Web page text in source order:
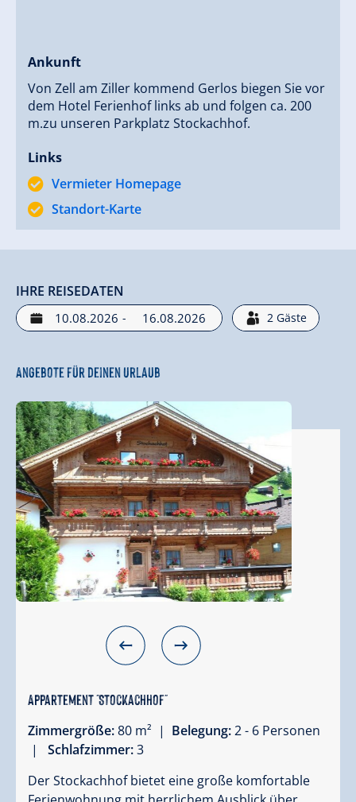
Ankunft
Von Zell am Ziller kommend Gerlos biegen Sie vor
dem Hotel Ferienhof links ab und folgen ca. 200
m.zu unseren Parkplatz Stockachhof.
Links
Vermieter Homepage
Standort-Karte
IHRE REISEDATEN
- 2 Gäste
Angebote für deinen Urlaub
Appartement "Stockachhof"
Zimmergröße:80 m² | Belegung:2 - 6 Personen
|
Schlafzimmer:3
Der Stockachhof bietet eine große komfortable